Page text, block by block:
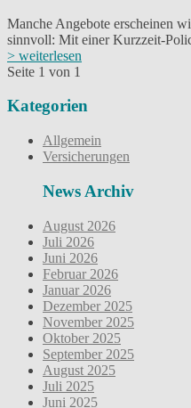
Manche Angebote erscheinen
sinnvoll: Mit einer Kurzzeit-
> weiterlesen
Seite 1 von 1
Kategorien
Allgemein
Versicherungen
News Archiv
August 2026
Juli 2026
Juni 2026
Februar 2026
Januar 2026
Dezember 2025
November 2025
Oktober 2025
September 2025
August 2025
Juli 2025
Juni 2025